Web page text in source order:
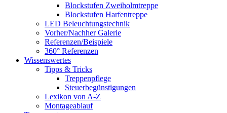
Blockstufen Zweiholmtreppe
Blockstufen Harfentreppe
LED Beleuchtungstechnik
Vorher/Nachher Galerie
Referenzen/Beispiele
360° Referenzen
Wissenswertes
Tipps & Tricks
Treppenpflege
Steuerbegünstigungen
Lexikon von A-Z
Montageablauf